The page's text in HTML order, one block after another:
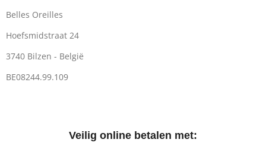
Belles Oreilles
Hoefsmidstraat 24
3740 Bilzen - België
BE08244.99.109
Veilig online betalen met: